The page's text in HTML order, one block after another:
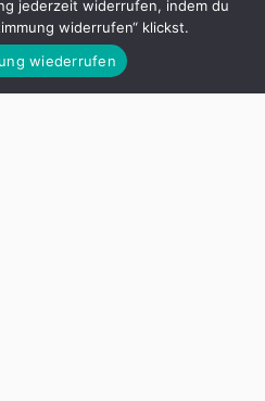
jederzeit widerrufen, indem du
widerrufen“ klickst.
wiederrufen